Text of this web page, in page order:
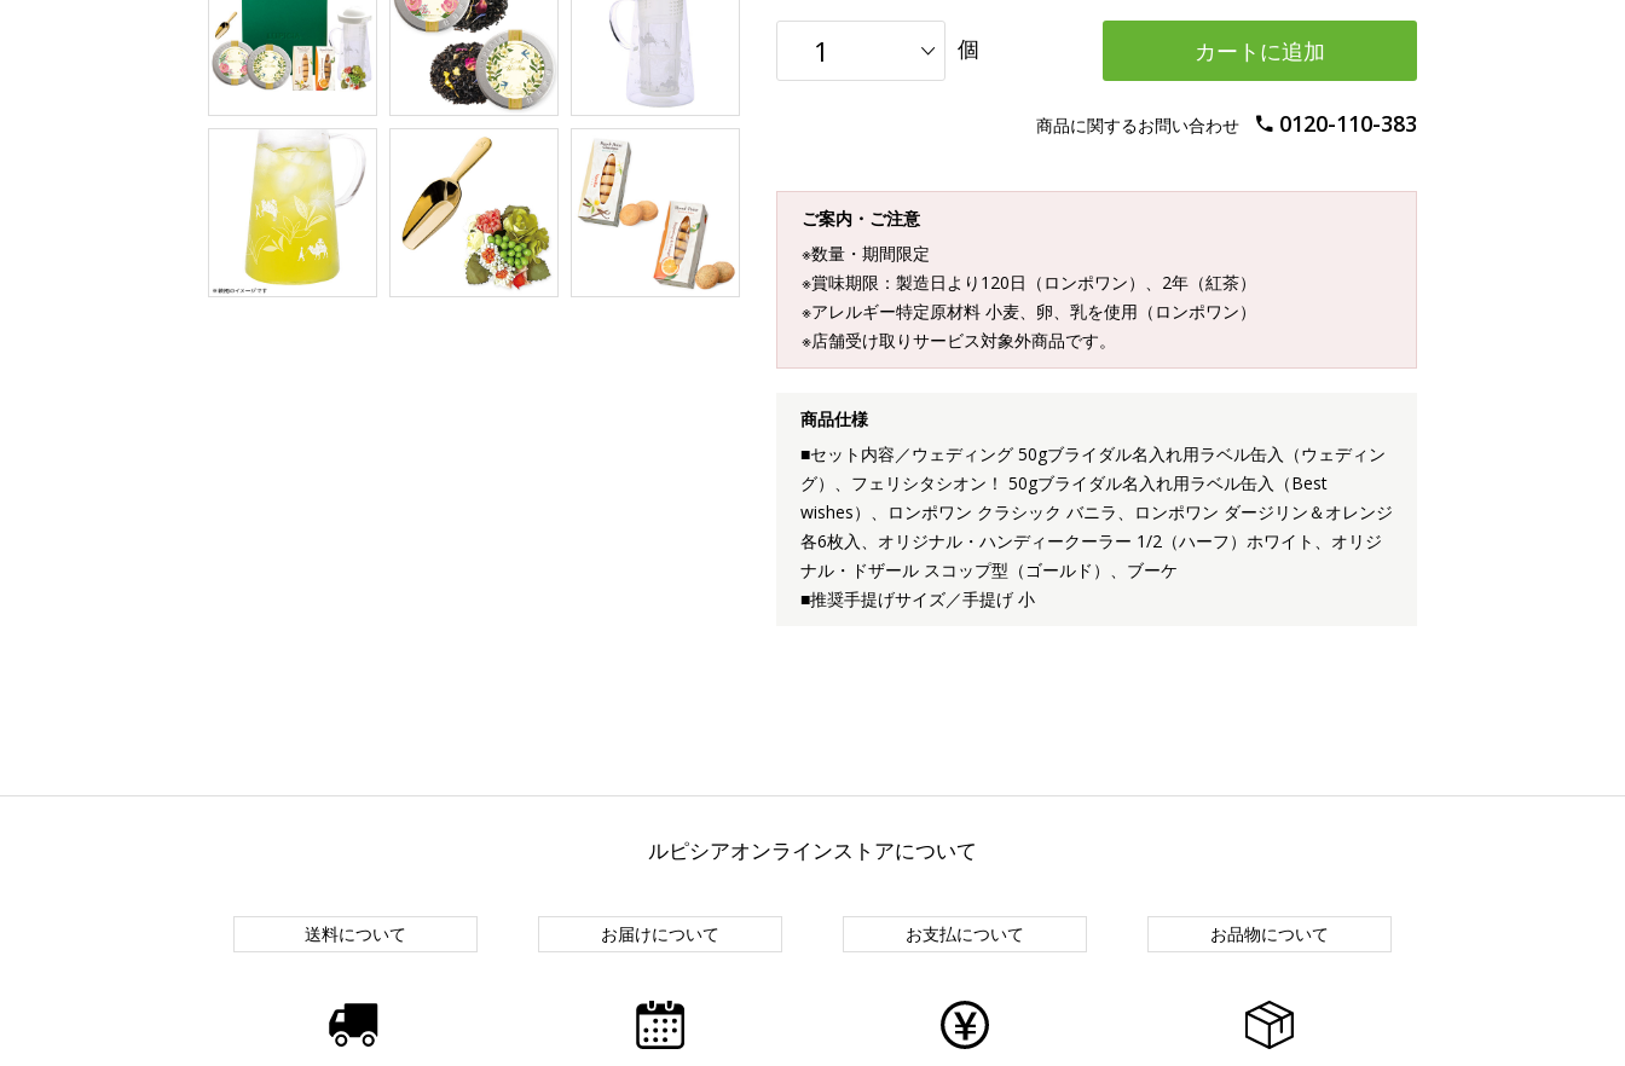
個 カートに追加
商品に関するお問い合わせ 0120-110-383
ご案内・ご注意
※数量・期間限定
※賞味期限：製造日より120日（ロンポワン）、2年（紅茶）
※アレルギー特定原材料 小麦、卵、乳を使用（ロンポワン）
※店舗受け取りサービス対象外商品です。
商品仕様
■セット内容／ウェディング 50gブライダル名入れ用ラベル缶入（ウェディン
グ）、フェリシタシオン！ 50gブライダル名入れ用ラベル缶入（Best
wishes）、ロンポワン クラシック バニラ、ロンポワン ダージリン＆オレンジ
各6枚入、オリジナル・ハンディークーラー 1/2（ハーフ）ホワイト、オリジ
ナル・ドザール スコップ型（ゴールド）、ブーケ
■推奨手提げサイズ／手提げ 小
ルピシアオンラインストアについて
送料について お届けについて お支払について お品物について